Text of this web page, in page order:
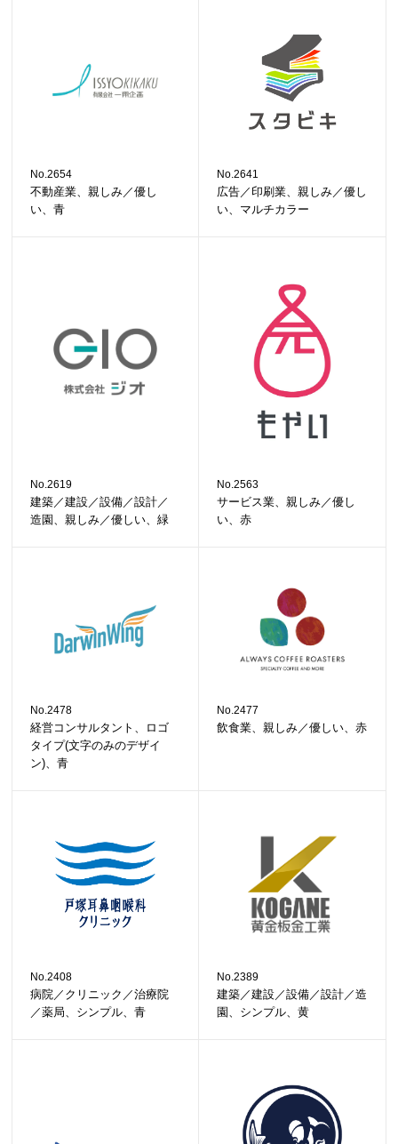
No.2654
不動産業、親しみ／優し
い、青
No.2641
広告／印刷業、親しみ／優し
い、マルチカラー
No.2619
建築／建設／設備／設計／
造園、親しみ／優しい、緑
No.2563
サービス業、親しみ／優し
い、赤
No.2478
経営コンサルタント、ロゴ
タイプ(文字のみのデザイ
ン)、青
No.2477
飲食業、親しみ／優しい、赤
No.2408
病院／クリニック／治療院
／薬局、シンプル、青
No.2389
建築／建設／設備／設計／造
園、シンプル、黄